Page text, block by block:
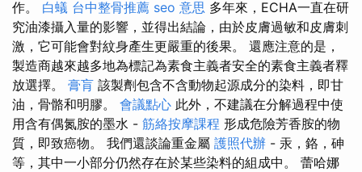
作。 白蟻 台中整骨推薦 seo 意思 多年來，ECHA一直在研
究油漆攝入量的影響，並得出結論，由於皮膚過敏和皮膚刺
激，它可能會對紋身產生更嚴重的後果。 還應注意的是，
製造商越來越多地為標記為素食主義者安全的素食主義者釋
放選擇。 膏肓 該製劑包含不含動物起源成分的染料，即甘
油，骨骼和明膠。 會議點心 此外，不建議在分解過程中使
用含有偶氮胺的墨水 - 筋絡按摩課程 形成危險芳香胺的物
質，即致癌物。 我們還談論重金屬 護照代辦 - 汞，鉻，砷
等，其中一小部分仍然存在於某些染料的組成中。 蕾哈娜